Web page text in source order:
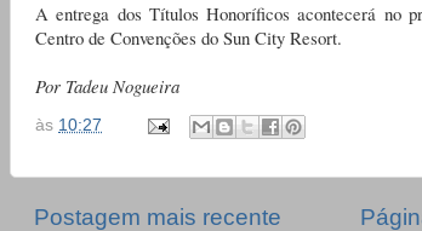
A entrega dos Títulos Honoríficos acontecerá no
Centro de Convenções do Sun City Resort.
Por Tadeu Nogueira
às 10:27
Postagem mais recente